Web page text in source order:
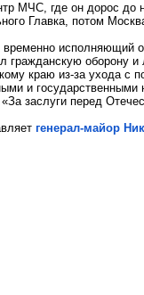
МЧС, где он дорос до
Главка, потом
исполняющий
гражданскую оборону
краю из-за ухода с
и
заслуги перед
генерал-майор